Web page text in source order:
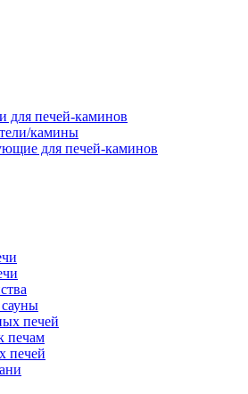
для печей-каминов
камины
для печей-каминов
печей
печам
печей